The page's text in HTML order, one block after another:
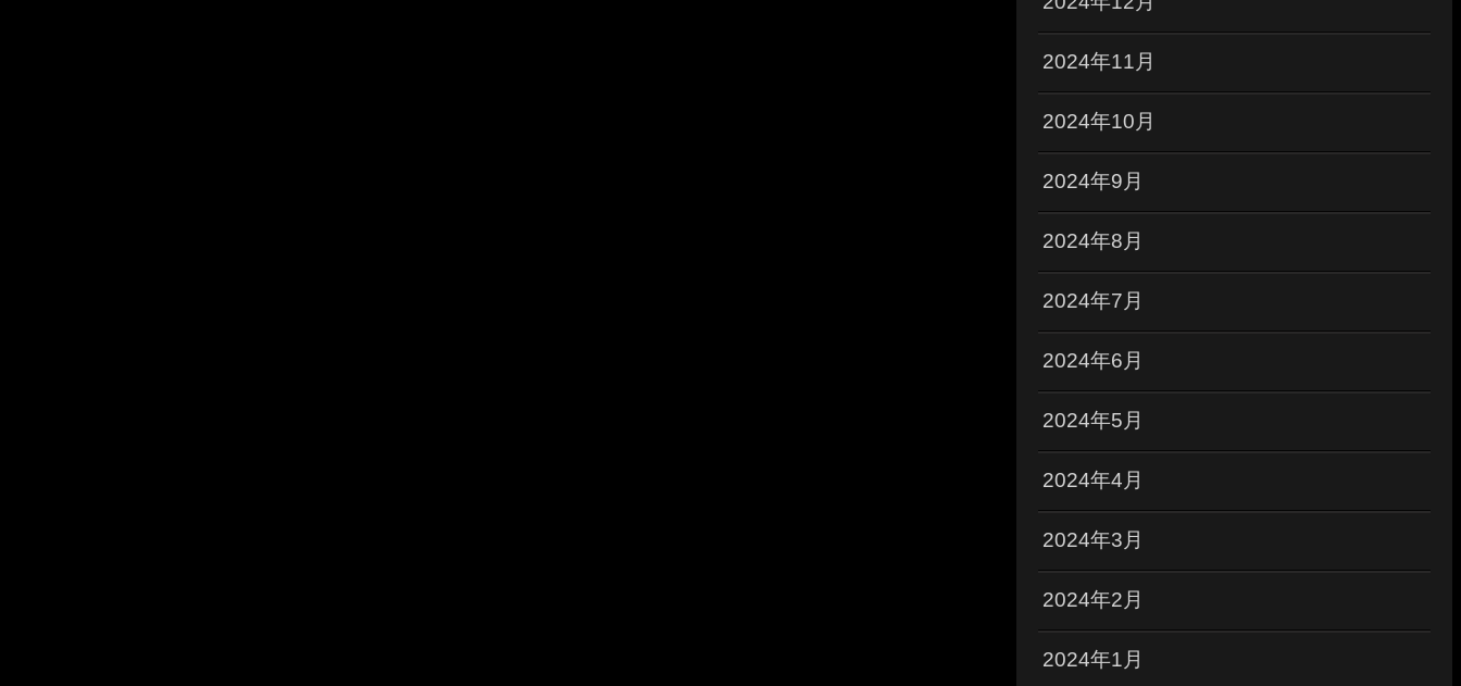
2024年11月
2024年10月
2024年9月
2024年8月
2024年7月
2024年6月
2024年5月
2024年4月
2024年3月
2024年2月
2024年1月